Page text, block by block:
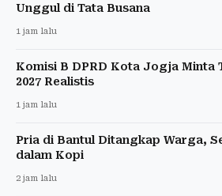
Unggul di Tata Busana
1 jam lalu
Komisi B DPRD Kota Jogja Minta
2027 Realistis
1 jam lalu
Pria di Bantul Ditangkap Warga,
dalam Kopi
2 jam lalu